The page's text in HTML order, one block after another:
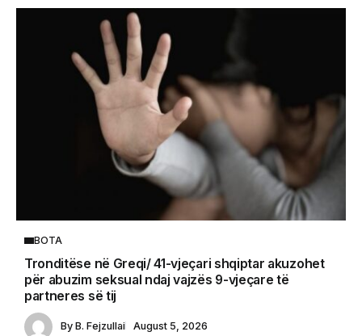
BOTA
Tronditëse në Greqi/ 41-vjeçari shqiptar akuzohet
për abuzim seksual ndaj vajzës 9-vjeçare të
partneres së tij
By B. Fejzullai August 5, 2026